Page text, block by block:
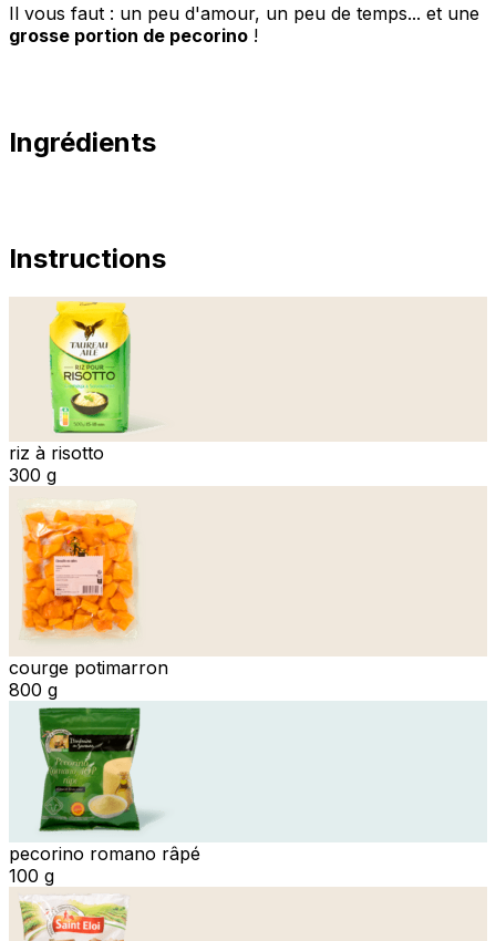
Il vous faut : un peu d'amour, un peu de temps... et une
grosse portion de pecorino !
Ingrédients
Instructions
riz à risotto
300 g
courge potimarron
800 g
pecorino romano râpé
100 g